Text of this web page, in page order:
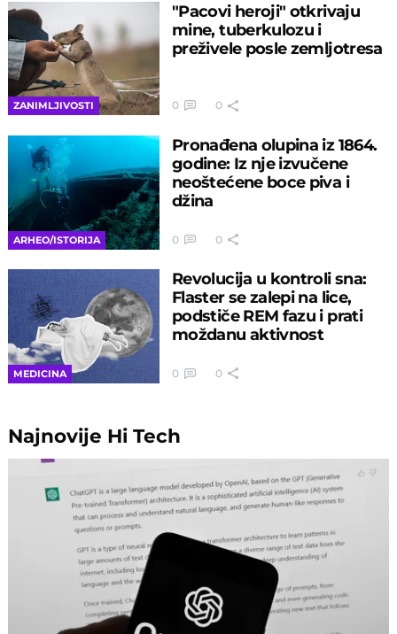
ZANIMLJIVOSTI
"Pacovi heroji" otkrivaju
mine, tuberkulozu i
preživele posle zemljotresa
0 0
ARHEO/ISTORIJA
Pronađena olupina iz 1864.
godine: Iz nje izvučene
neoštećene boce piva i
džina
0 0
MEDICINA
Revolucija u kontroli sna:
Flaster se zalepi na lice,
podstiče REM fazu i prati
moždanu aktivnost
0 0
Najnovije Hi Tech